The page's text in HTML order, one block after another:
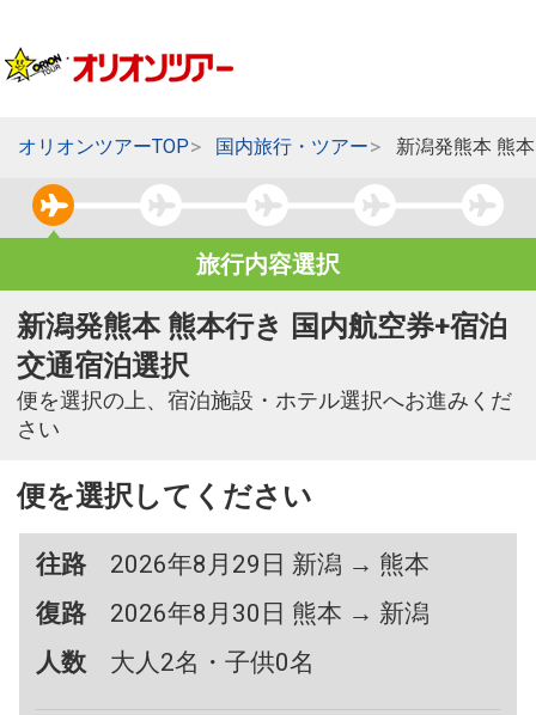
オリオンツアーTOP 国内旅行・ツアー 新潟発熊本 熊
旅行内容選択
新潟発熊本 熊本行き 国内航空券+宿泊
交通宿泊選択
便を選択の上、宿泊施設・ホテル選択へお進みくだ
さい
便を選択してください
往路
2026年8月29日 新潟 → 熊本
復路
2026年8月30日 熊本 → 新潟
人数
大人2名・子供0名